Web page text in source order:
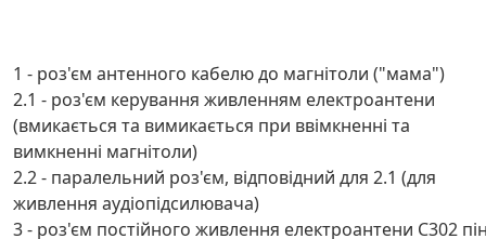
1 - роз'єм антенного кабелю до магнітоли ("мама")
2.1 - роз'єм керування живленням електроантени
(вмикається та вимикається при ввімкненні та
вимкненні магнітоли)
2.2 - паралельний роз'єм, відповідний для 2.1 (для
живлення аудіопідсилювача)
3 - роз'єм постійного живлення електроантени C302